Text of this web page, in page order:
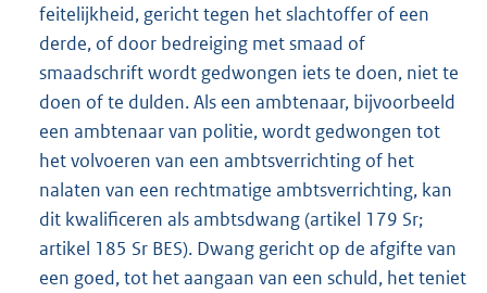
feitelijkheid, gericht tegen het slachtoffer of een
derde, of door bedreiging met smaad of
smaadschrift wordt gedwongen iets te doen, niet te
doen of te dulden. Als een ambtenaar, bijvoorbeeld
een ambtenaar van politie, wordt gedwongen tot
het volvoeren van een ambtsverrichting of het
nalaten van een rechtmatige ambtsverrichting, kan
dit kwalificeren als ambtsdwang (artikel 179 Sr;
artikel 185 Sr BES). Dwang gericht op de afgifte van
een goed, tot het aangaan van een schuld, het teniet